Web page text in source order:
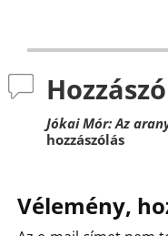
Jókai Mór: Az
hozzászólás
Vélemény,